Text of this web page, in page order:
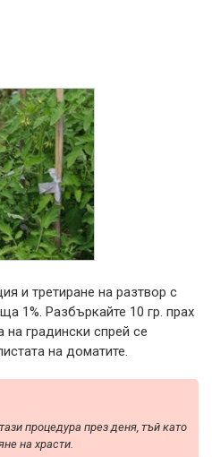
и третиране на разтвор с
1%. Разбъркайте 10 гр. прах
градински спрей се
на доматите.
процедура през деня, тъй като
на храсти.